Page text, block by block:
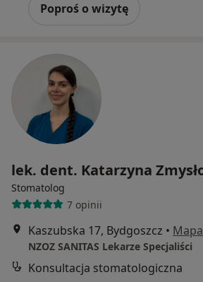
Poproś o wizytę
lek. dent. Katarzyna
Stomatolog
7 opinii
Kaszubska 17, Bydgoszcz • Mapa
NZOZ SANITAS Lekarze Specjaliści
Konsultacja stomatologiczna